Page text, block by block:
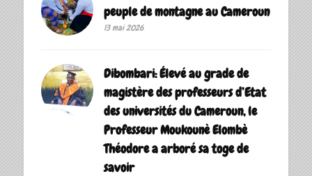
peuple de montagne au Cameroun
13 mai 2026
Dibombari: Élevé au grade de
magistère des professeurs d’Etat
des universités du Cameroun, le
Professeur Moukounè Elombè
Théodore a arboré sa toge de
savoir ‎